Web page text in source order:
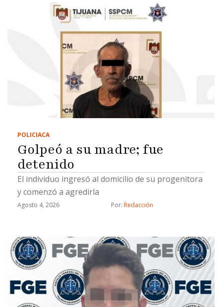
POLICIACA
Golpeó a su madre; fue
detenido
El individuo ingresó al domicilio de su progenitora
y comenzó a agredirla
Agosto 4, 2026 Por: Redacción